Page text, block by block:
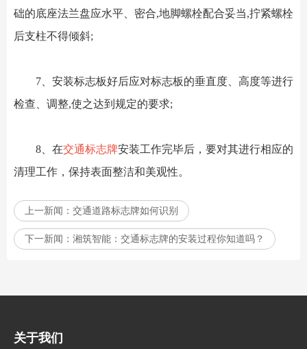
础的底座法兰盘应水平、密合,地脚螺栓配合妥当,拧紧螺栓
后支柱不得倾斜;
7、安装标志板好后应对标志板的垂直度、高度等进行
检查、调整,使之达到规定的要求;
8、在交通标志牌安装工作完毕后，要对其进行相应的
清理工作，保持表面整洁和美观性。
上一新闻： 交通道路标志牌如何识别
下一新闻： 湘筑智能：交通标志牌的安装过程你知道吗？
关于我们